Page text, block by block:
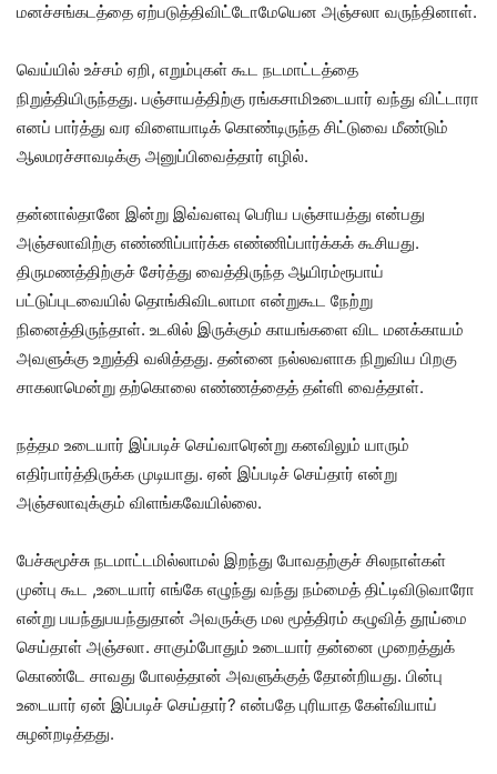
மனச்சங்கடத்தை ஏற்படுத்திவிட்டோமேயென அஞ்சலா வருந்தினாள்.
வெய்யில் உச்சம் ஏறி, எறும்புகள் கூட நடமாட்டத்தை
நிறுத்தியிருந்தது. பஞ்சாயத்திற்கு ரங்கசாமிஉடையார் வந்து விட்டாரா
எனப் பார்த்து வர விளையாடிக் கொண்டிருந்த சிட்டுவை மீண்டும்
ஆலமரச்சாவடிக்கு அனுப்பிவைத்தார் எழில்.
தன்னால்தானே இன்று இவ்வளவு பெரிய பஞ்சாயத்து என்பது
அஞ்சலாவிற்கு எண்ணிப்பார்க்க எண்ணிப்பார்க்கக் கூசியது.
திருமணத்திற்குச் சேர்த்து வைத்திருந்த ஆயிரம்ரூபாய்
பட்டுப்புடவையில் தொங்கிவிடலாமா என்றுகூட நேற்று
நினைத்திருந்தாள். உடலில் இருக்கும் காயங்களை விட மனக்காயம்
அவளுக்கு உறுத்தி வலித்தது. தன்னை நல்லவளாக நிறுவிய பிறகு
சாகலாமென்று தற்கொலை எண்ணத்தைத் தள்ளி வைத்தாள்.
நத்தம உடையார் இப்படிச் செய்வாரென்று கனவிலும் யாரும்
எதிர்பார்த்திருக்க முடியாது. ஏன் இப்படிச் செய்தார் என்று
அஞ்சலாவுக்கும் விளங்கவேயில்லை.
பேச்சுமூச்சு நடமாட்டமில்லாமல் இறந்து போவதற்குச் சிலநாள்கள்
முன்பு கூட ,உடையார் எங்கே எழுந்து வந்து நம்மைத் திட்டிவிடுவாரோ
என்று பயந்துபயந்துதான் அவருக்கு மல மூத்திரம் கழுவித் தூய்மை
செய்தாள் அஞ்சலா. சாகும்போதும் உடையார் தன்னை முறைத்துக்
கொண்டே சாவது போலத்தான் அவளுக்குத் தோன்றியது. பின்பு
உடையார் ஏன் இப்படிச் செய்தார்? என்பதே புரியாத கேள்வியாய்
சுழன்றடித்தது.